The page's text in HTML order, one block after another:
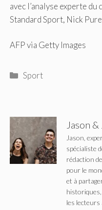
avec l’analyse experte
Standard Sport, Nick
AFP via Getty Images
Catégories
Sport
Jason &
Jason,
spécialiste
rédaction
pour le
et à
les lecteurs